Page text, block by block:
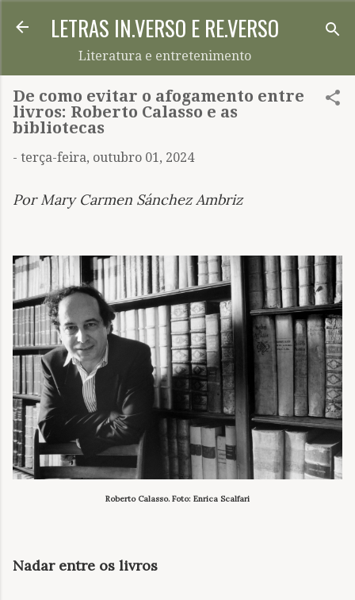
Pular para o conteúdo principal
LETRAS IN.VERSO E RE.VERSO
Literatura e entretenimento
De como evitar o afogamento entre
livros: Roberto Calasso e as
bibliotecas
- terça-feira, outubro 01, 2024
Por Mary Carmen Sánchez Ambriz
Roberto Calasso. Foto: Enrica Scalfari
Nadar entre os livros